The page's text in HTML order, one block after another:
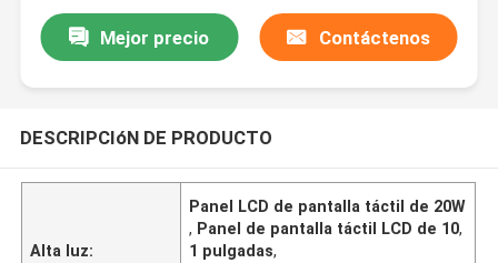
Mejor precio Contáctenos
DESCRIPCIóN DE PRODUCTO
Alta luz:
Panel LCD de pantalla táctil de 20W
, Panel de pantalla táctil LCD de 10,
1 pulgadas,